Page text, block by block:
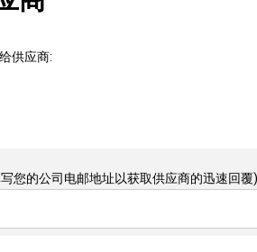
供应商:
您的公司电邮地址以获取供应商的迅速回覆)